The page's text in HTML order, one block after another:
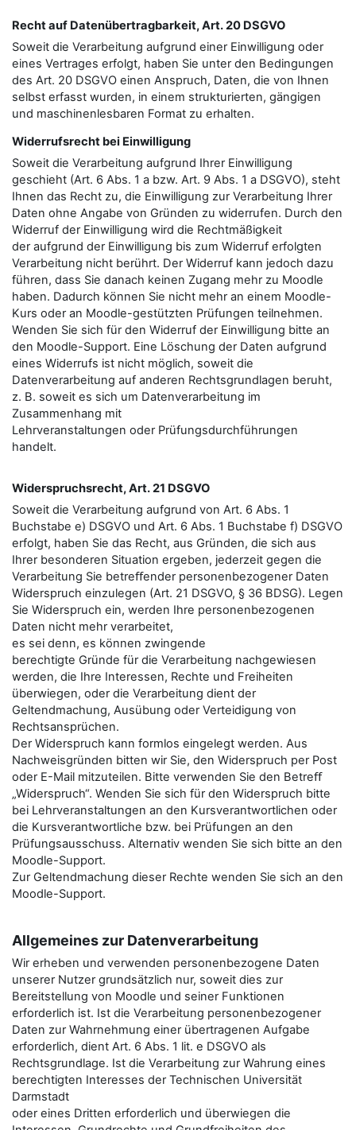
Recht auf Datenübertragbarkeit, Art. 20 DSGVO
Soweit die Verarbeitung aufgrund einer Einwilligung oder
eines Vertrages erfolgt, haben Sie unter den Bedingungen
des Art. 20 DSGVO einen Anspruch, Daten, die von Ihnen
selbst erfasst wurden, in einem strukturierten, gängigen
und maschinenlesbaren Format zu erhalten.
Widerrufsrecht bei Einwilligung
Soweit die Verarbeitung aufgrund Ihrer Einwilligung
geschieht (Art. 6 Abs. 1 a bzw. Art. 9 Abs. 1 a DSGVO), steht
Ihnen das Recht zu, die Einwilligung zur Verarbeitung Ihrer
Daten ohne Angabe von Gründen zu widerrufen. Durch den
Widerruf der Einwilligung wird die Rechtmäßigkeit
der aufgrund der Einwilligung bis zum Widerruf erfolgten
Verarbeitung nicht berührt. Der Widerruf kann jedoch dazu
führen, dass Sie danach keinen Zugang mehr zu Moodle
haben. Dadurch können Sie nicht mehr an einem Moodle-
Kurs oder an Moodle-gestützten Prüfungen teilnehmen.
Wenden Sie sich für den Widerruf der Einwilligung bitte an
den Moodle-Support. Eine Löschung der Daten aufgrund
eines Widerrufs ist nicht möglich, soweit die
Datenverarbeitung auf anderen Rechtsgrundlagen beruht,
z. B. soweit es sich um Datenverarbeitung im
Zusammenhang mit
Lehrveranstaltungen oder Prüfungsdurchführungen
handelt.
Widerspruchsrecht, Art. 21 DSGVO
Soweit die Verarbeitung aufgrund von Art. 6 Abs. 1
Buchstabe e) DSGVO und Art. 6 Abs. 1 Buchstabe f) DSGVO
erfolgt, haben Sie das Recht, aus Gründen, die sich aus
Ihrer besonderen Situation ergeben, jederzeit gegen die
Verarbeitung Sie betreﬀender personenbezogener Daten
Widerspruch einzulegen (Art. 21 DSGVO, § 36 BDSG). Legen
Sie Widerspruch ein, werden Ihre personenbezogenen
Daten nicht mehr verarbeitet,
es sei denn, es können zwingende
berechtigte Gründe für die Verarbeitung nachgewiesen
werden, die Ihre Interessen, Rechte und Freiheiten
überwiegen, oder die Verarbeitung dient der
Geltendmachung, Ausübung oder Verteidigung von
Rechtsansprüchen.
Der Widerspruch kann formlos eingelegt werden. Aus
Nachweisgründen bitten wir Sie, den Widerspruch per Post
oder E-Mail mitzuteilen. Bitte verwenden Sie den Betreﬀ
„Widerspruch“. Wenden Sie sich für den Widerspruch bitte
bei Lehrveranstaltungen an den Kursverantwortlichen oder
die Kursverantwortliche bzw. bei Prüfungen an den
Prüfungsausschuss. Alternativ wenden Sie sich bitte an den
Moodle-Support.
Zur Geltendmachung dieser Rechte wenden Sie sich an den
Moodle-Support.
Allgemeines zur Datenverarbeitung
Wir erheben und verwenden personenbezogene Daten
unserer Nutzer grundsätzlich nur, soweit dies zur
Bereitstellung von Moodle und seiner Funktionen
erforderlich ist. Ist die Verarbeitung personenbezogener
Daten zur Wahrnehmung einer übertragenen Aufgabe
erforderlich, dient Art. 6 Abs. 1 lit. e DSGVO als
Rechtsgrundlage. Ist die Verarbeitung zur Wahrung eines
berechtigten Interesses der Technischen Universität
Darmstadt
oder eines Dritten erforderlich und überwiegen die